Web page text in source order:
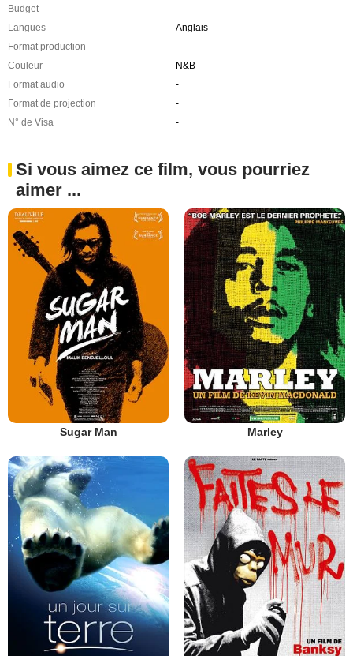
Budget
-
Langues
Anglais
Format production
-
Couleur
N&B
Format audio
-
Format de projection
-
N° de Visa
-
Si vous aimez ce film, vous pourriez
aimer ...
Sugar Man Marley